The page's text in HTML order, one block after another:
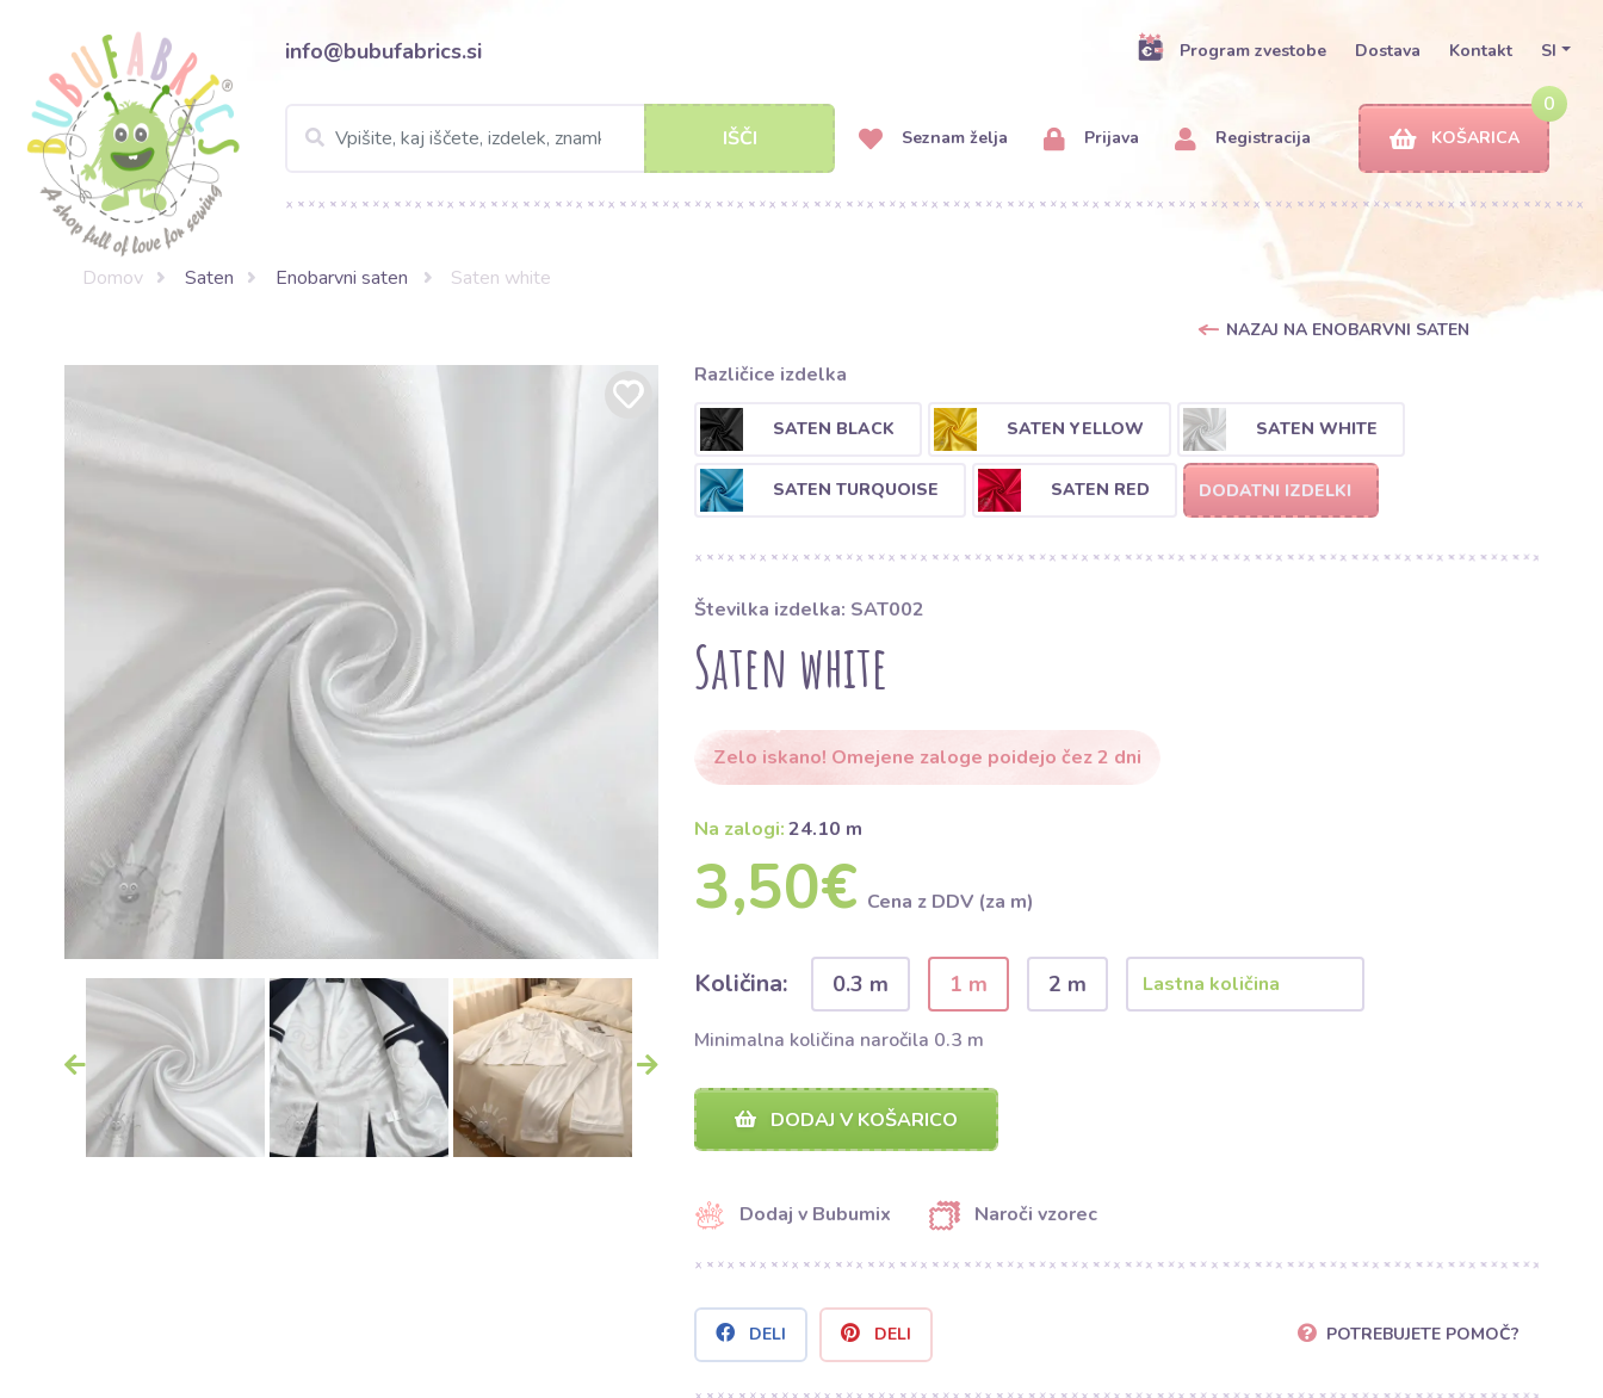
info@bubufabrics.si Program zvestobe Dostava Kontakt SI
IŠČI Seznam želja Prijava Registracija
0
KOŠARICA
Domov Saten Enobarvni saten Saten white
NAZAJ NA ENOBARVNI SATEN
Različice izdelka
SATEN BLACK SATEN YELLOW SATEN WHITE
SATEN TURQUOISE SATEN RED DODATNI IZDELKI
Številka izdelka: SAT002
Saten white
Zelo iskano! Omejene zaloge poidejo čez 2 dni
Na zalogi:24.10 m
3,50€ Cena z DDV (za m)
Količina: 0.3 m 1 m 2 m
Minimalna količina naročila 0.3 m
DODAJ V KOŠARICO
Dodaj v Bubumix Naroči vzorec
DELI DELI POTREBUJETE POMOČ?